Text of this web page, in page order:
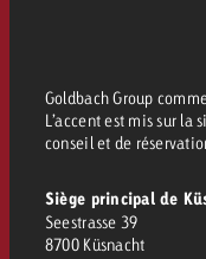
Goldbach Group
L’accent est mis sur la
conseil et de
Siège principal de
Seestrasse 39
8700 Küsnacht